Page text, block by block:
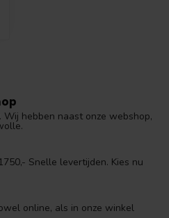
Wij hebben naast onze webshop,
Snelle levertijden. Kies nu
online, als in onze winkel